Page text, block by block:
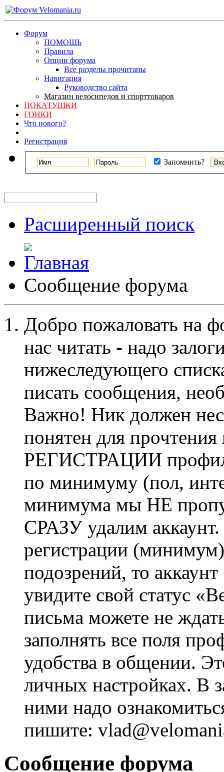
Форум
ПОМОЩЬ
Правила
Опции форума
Все разделы прочитаны
Навигация
Руководство сайта
Магазин велосипедов и спорттоваров
ПОКАТУШКИ
ГОНКИ
Что нового?
Регистрация
Запомнить?
Расширенный поиск
Сообщение форума
Добро пожаловать на
нас читать - надо
нижеследующего
писать сообщения,
Важно! Ник должен
понятен для
РЕГИСТРАЦИИ профиль
по минимуму (пол,
минимума мы НЕ
СРАЗУ удалим
регистрации
подозрений, то
увидите свой статус
письма можете не
заполнять все поля
удобства в общении.
личных настройках. В
ними надо
пишите:
Сообщение форума